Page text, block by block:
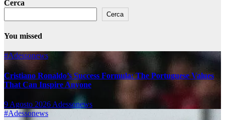
Cerca
Cerca
You missed
#Adessonews
Cristiano Ronaldo’s Success Formula: The Portuguese Values
That Can Inspire Anyone
9 Agosto 2026 Adessonews
#Adessonews